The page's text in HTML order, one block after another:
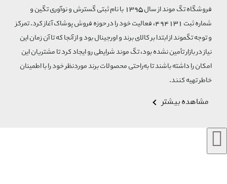
فروشگاه تگ موند از سال 1395 با نام ثبتی گسترش و نوآوری تگین و
شماره ثبت 494131، فعالیت خود را در حوزه فروش پوشاک آغاز کرد. تمرکز
و توجه تگموند از ابتدا بر کالای برند و اورجینال بود و از آنجا که تا آن زمان این
نیاز در بازار تأمین نشده بود، تگ موند شرایطی رو ایجاد کرد تا مشتریان این
امکان را داشته باشند تا به‌راحتی محصولات برند مورد‌نظر خود را با اطمینان
خاطر تهیه کنند.
مشاهده بیشتر